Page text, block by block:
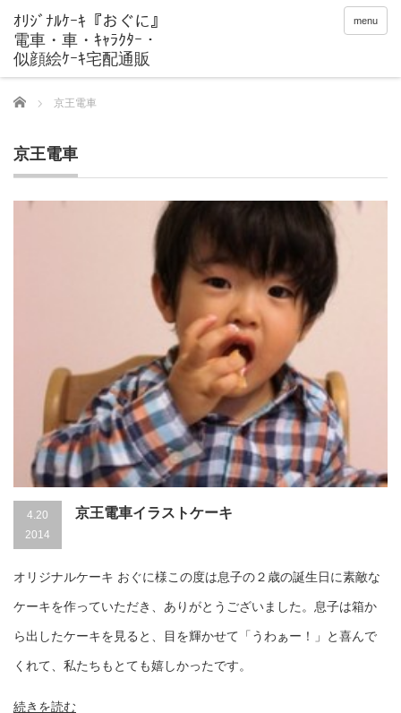
menu
Home 京王電車
京王電車
4.20
2014
京王電車イラストケーキ
オリジナルケーキ おぐに様この度は息子の２歳の誕生日に素敵な
ケーキを作っていただき、ありがとうございました。息子は箱か
ら出したケーキを見ると、目を輝かせて「うわぁー！」と喜んで
くれて、私たちもとても嬉しかったです。
続きを読む